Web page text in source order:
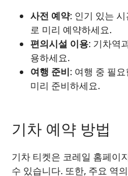
사전 예약: 인기 있는
로 미리 예약하세요.
편의시설 이용: 기차역
용하세요.
여행 준비: 여행 중 필
미리 준비하세요.
기차 예약 방법
기차 티켓은 코레일 홈페이
수 있습니다. 또한, 주요 역